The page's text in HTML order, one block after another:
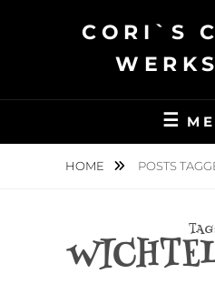
CORI`S
HOME POSTS